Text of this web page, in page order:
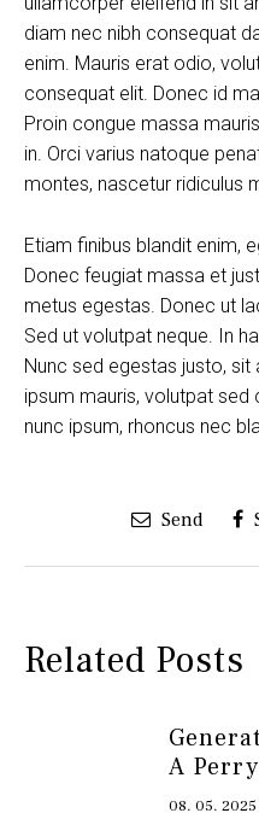
diam nec nibh consequat
enim. Mauris erat odio,
consequat elit. Donec id
Proin congue massa
in. Orci varius natoque
montes, nascetur ridiculus
Etiam finibus blandit enim,
Donec feugiat massa et
metus egestas. Donec ut
Sed ut volutpat neque. In
Nunc sed egestas justo,
ipsum mauris, volutpat sed
nunc ipsum, rhoncus nec
Send
Related Posts
A
08. 05.